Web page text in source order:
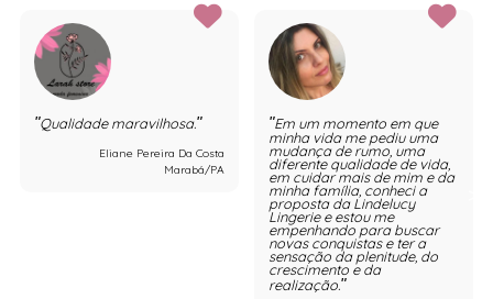
Qualidade maravilhosa.
Eliane Pereira Da Costa
Marabá/PA
Em um momento em que
minha vida me pediu uma
mudança de rumo, uma
diferente qualidade de vida,
em cuidar mais de mim e da
minha família, conheci a
proposta da Lindelucy
Lingerie e estou me
empenhando para buscar
novas conquistas e ter a
sensação da plenitude, do
crescimento e da
realização.